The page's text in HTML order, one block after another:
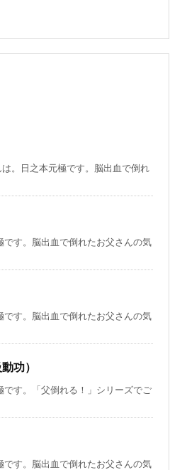
。日之本元極です。脳出血で倒れ
す。脳出血で倒れたお父さんの気
す。脳出血で倒れたお父さんの気
功）
す。「父倒れる！」シリーズでご
す。脳出血で倒れたお父さんの気